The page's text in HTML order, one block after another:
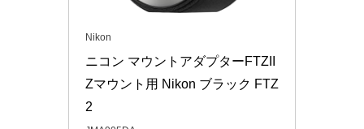
Nikon
ニコン マウントアダプターFTZII
Zマウント用 Nikon ブラック FTZ
2